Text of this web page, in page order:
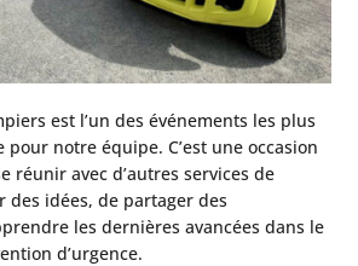
est l’un des événements les plus
pour notre équipe. C’est une occasion
réunir avec d’autres services de
des idées, de partager des
les dernières avancées dans le
d’urgence.